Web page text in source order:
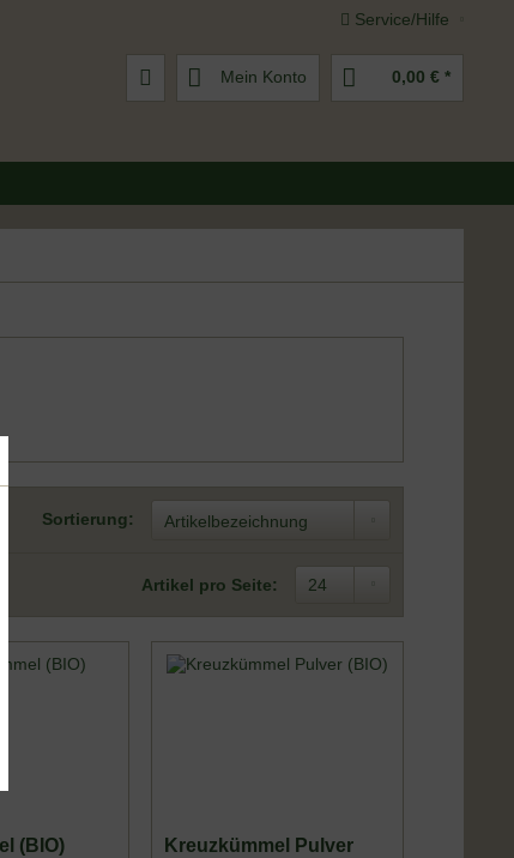
Service/Hilfe
Mein Konto 0,00 € *
Sortierung:
Artikel pro Seite:
(BIO)
Kreuzkümmel Pulver